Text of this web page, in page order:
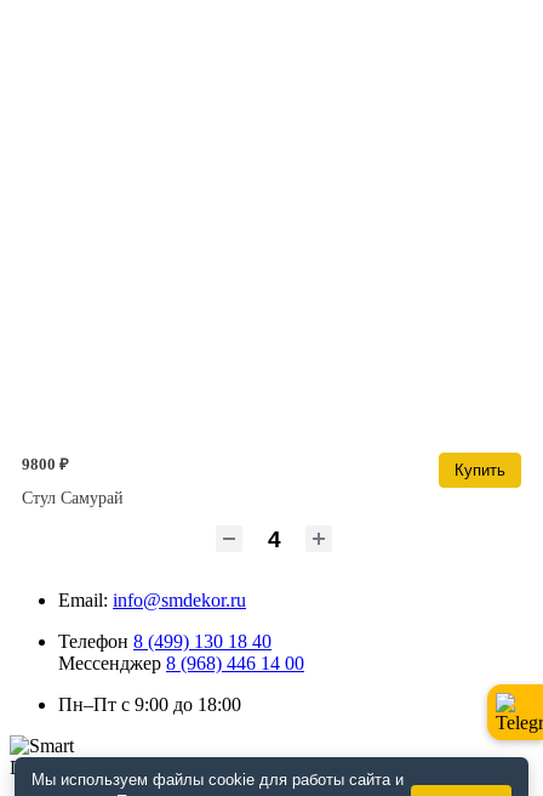
9800 ₽
Купить
Стул Самурай
Email: info@smdekor.ru
Телефон 8 (499) 130 18 40
Мессенджер 8 (968) 446 14 00
Пн–Пт с 9:00 до 18:00
Мы используем файлы cookie для работы сайта и